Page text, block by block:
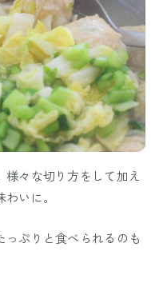
々な切り方をして加え
いに。
ぷりと食べられるのも